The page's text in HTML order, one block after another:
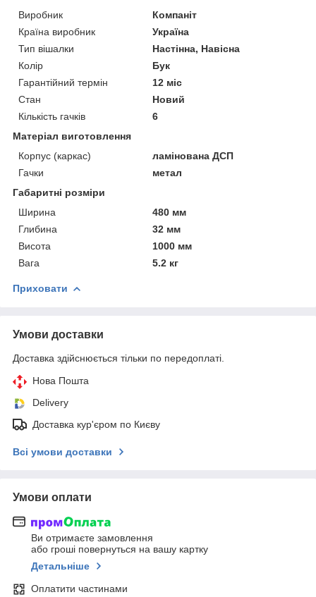
Виробник
Компаніт
Країна виробник
Україна
Тип вішалки
Настінна, Навісна
Колір
Бук
Гарантійний термін
12 міс
Стан
Новий
Кількість гачків
6
Матеріал виготовлення
Корпус (каркас)
ламінована ДСП
Гачки
метал
Габаритні розміри
Ширина
480 мм
Глибина
32 мм
Висота
1000 мм
Вага
5.2 кг
Приховати
Умови доставки
Доставка здійснюється тільки по передоплаті.
Нова Пошта
Delivery
Доставка кур'єром по Києву
Всі умови доставки
Умови оплати
Ви отримаєте замовлення
або гроші повернуться на вашу картку
Детальніше
Оплатити частинами